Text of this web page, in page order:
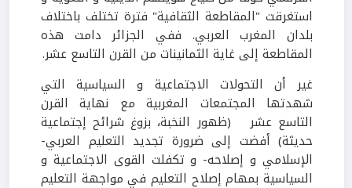
استغرقت "المقاطعة الثقافية" فترة تختلف باختلاف
بلدان المغرب العربي. ففي الجزائر دامت هذه
المقاطعة إلى غاية الثمانينات من القرن التاسع عشر.
غير أن التحولات الاجتماعية و السياسية التي
شهدتها المجتمعات المغربية مع نهاية القرن
التاسع عشر (ظهور النخبة، بزوغ شرائح إجتماعية
حديثة) أفضت إلى ضرورة تجديد التعليم العربي-
الإسلامي و إصلاحه- و تكفلت القوى الاجتماعية و
السياسية بمهام إصلاح التعليم في مواجهة التعليم